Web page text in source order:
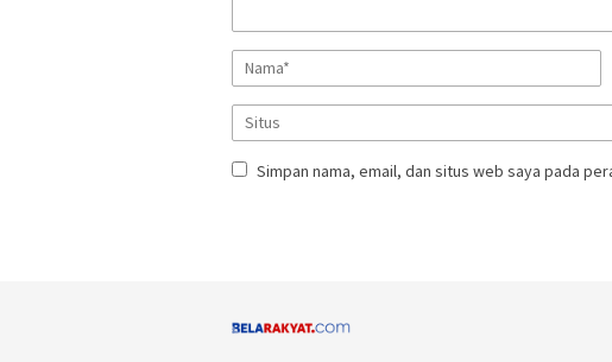
Simpan nama, email, dan situs web saya pada